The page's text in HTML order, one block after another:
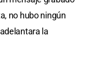
no hubo ningún
la